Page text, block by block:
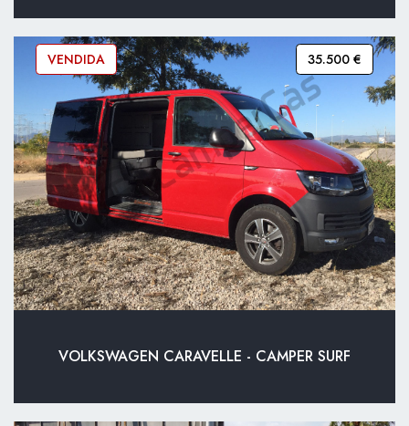
VOLKSWAGEN CARAVELLE - CAMPER SURF
VENDIDA 35.500 €